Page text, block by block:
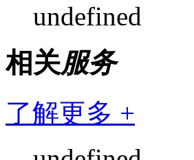
undefined
相关服务
了解更多 +